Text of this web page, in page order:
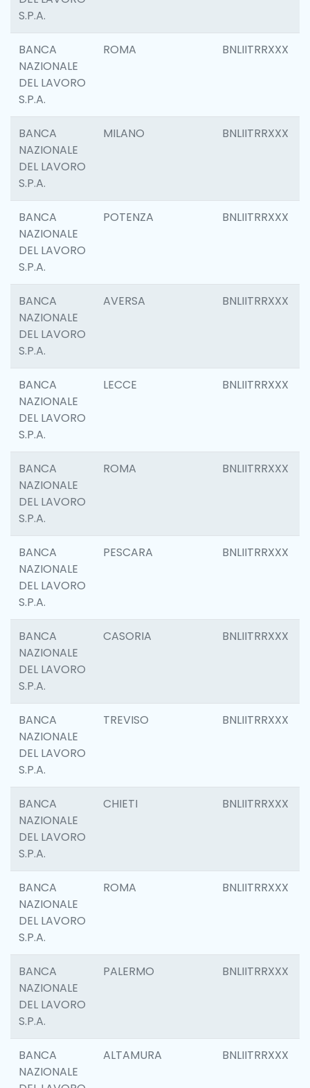
S.P.A.
BANCA
NAZIONALE
DEL LAVORO
S.P.A.
ROMA BNLIITRRXXX
BANCA
NAZIONALE
DEL LAVORO
S.P.A.
MILANO BNLIITRRXXX
BANCA
NAZIONALE
DEL LAVORO
S.P.A.
POTENZA BNLIITRRXXX
BANCA
NAZIONALE
DEL LAVORO
S.P.A.
AVERSA BNLIITRRXXX
BANCA
NAZIONALE
DEL LAVORO
S.P.A.
LECCE BNLIITRRXXX
BANCA
NAZIONALE
DEL LAVORO
S.P.A.
ROMA BNLIITRRXXX
BANCA
NAZIONALE
DEL LAVORO
S.P.A.
PESCARA BNLIITRRXXX
BANCA
NAZIONALE
DEL LAVORO
S.P.A.
CASORIA BNLIITRRXXX
BANCA
NAZIONALE
DEL LAVORO
S.P.A.
TREVISO BNLIITRRXXX
BANCA
NAZIONALE
DEL LAVORO
S.P.A.
CHIETI BNLIITRRXXX
BANCA
NAZIONALE
DEL LAVORO
S.P.A.
ROMA BNLIITRRXXX
BANCA
NAZIONALE
DEL LAVORO
S.P.A.
PALERMO BNLIITRRXXX
BANCA
NAZIONALE
ALTAMURA BNLIITRRXXX